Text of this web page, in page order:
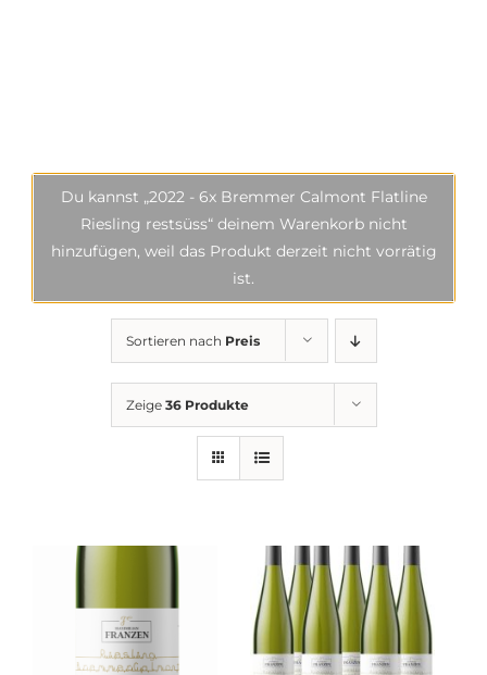
Du kannst „2022 - 6x Bremmer Calmont Flatline
Riesling restsüss“ deinem Warenkorb nicht
hinzufügen, weil das Produkt derzeit nicht vorrätig
ist.
Sortieren nach Preis
Zeige 36 Produkte